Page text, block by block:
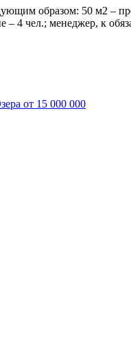
образом: 50 м2 –
4 чел.; менеджер, к
от 15 000 000